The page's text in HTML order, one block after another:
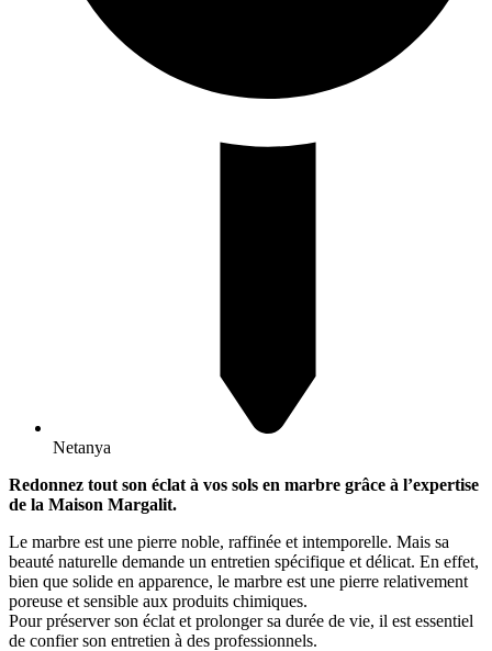
Netanya
Redonnez tout son éclat à vos sols en marbre grâce à l’expertise
de la Maison Margalit.
Le marbre est une pierre noble, raffinée et intemporelle. Mais sa
beauté naturelle demande un entretien spécifique et délicat. En effet,
bien que solide en apparence, le marbre est une pierre relativement
poreuse et sensible aux produits chimiques.
Pour préserver son éclat et prolonger sa durée de vie, il est essentiel
de confier son entretien à des professionnels.